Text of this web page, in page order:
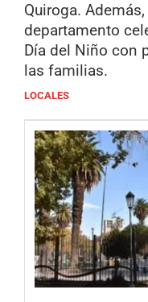
Quiroga.
departamento
Día del Niño con
las familias.
LOCALES